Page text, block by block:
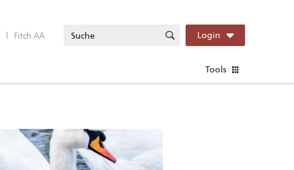
| Fitch AA Login
Tools